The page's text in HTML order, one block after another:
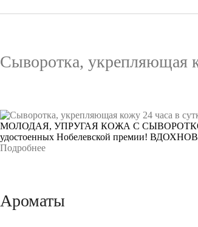
Сыворотка, укрепляющая
МОЛОДАЯ, УПРУГАЯ КОЖА C СЫВОРОТКОЙ
удостоенных Нобелевской премии!
Подробнее
Ароматы